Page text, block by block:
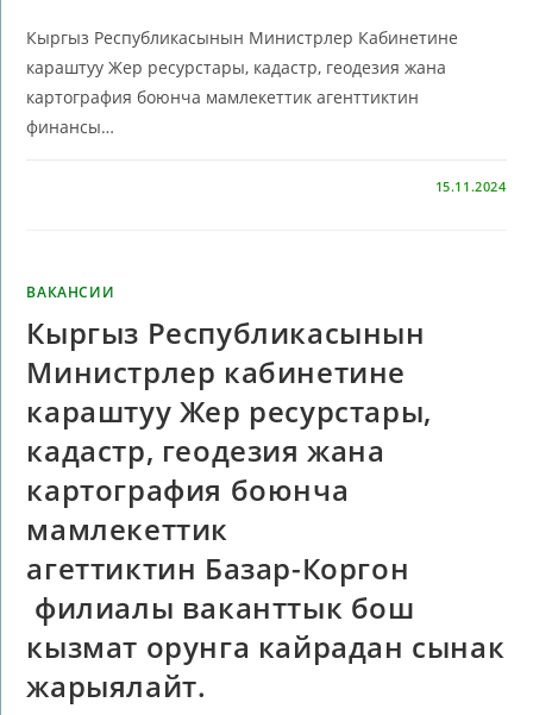
Кыргыз Республикасынын Министрлер Кабинетине
караштуу Жер ресурстары, кадастр, геодезия жана
картография боюнча мамлекеттик агенттиктин
финансы…
15.11.2024
ВАКАНСИИ
Кыргыз Республикасынын
Министрлер кабинетине
караштуу Жер ресурстары,
кадастр, геодезия жана
картография боюнча
мамлекеттик
агеттиктин Базар-Коргон
филиалы ваканттык бош
кызмат орунга кайрадан сынак
жарыялайт.